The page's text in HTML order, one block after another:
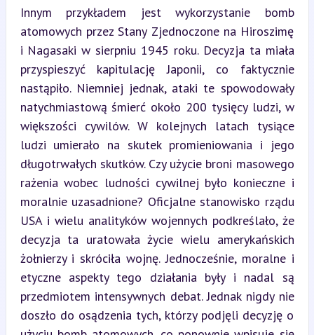
Innym przykładem jest wykorzystanie bomb
atomowych przez Stany Zjednoczone na Hiroszimę
i Nagasaki w sierpniu 1945 roku. Decyzja ta miała
przyspieszyć kapitulację Japonii, co faktycznie
nastąpiło. Niemniej jednak, ataki te spowodowały
natychmiastową śmierć około 200 tysięcy ludzi, w
większości cywilów. W kolejnych latach tysiące
ludzi umierało na skutek promieniowania i jego
długotrwałych skutków. Czy użycie broni masowego
rażenia wobec ludności cywilnej było konieczne i
moralnie uzasadnione? Oficjalne stanowisko rządu
USA i wielu analityków wojennych podkreślało, że
decyzja ta uratowała życie wielu amerykańskich
żołnierzy i skróciła wojnę. Jednocześnie, moralne i
etyczne aspekty tego działania były i nadal są
przedmiotem intensywnych debat. Jednak nigdy nie
doszło do osądzenia tych, którzy podjęli decyzję o